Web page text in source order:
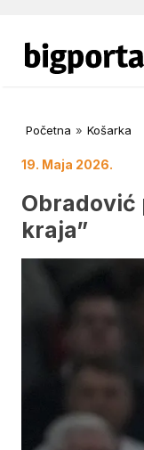
Početna » Košarka
19. Maja 2026.
Obradović
kraja”